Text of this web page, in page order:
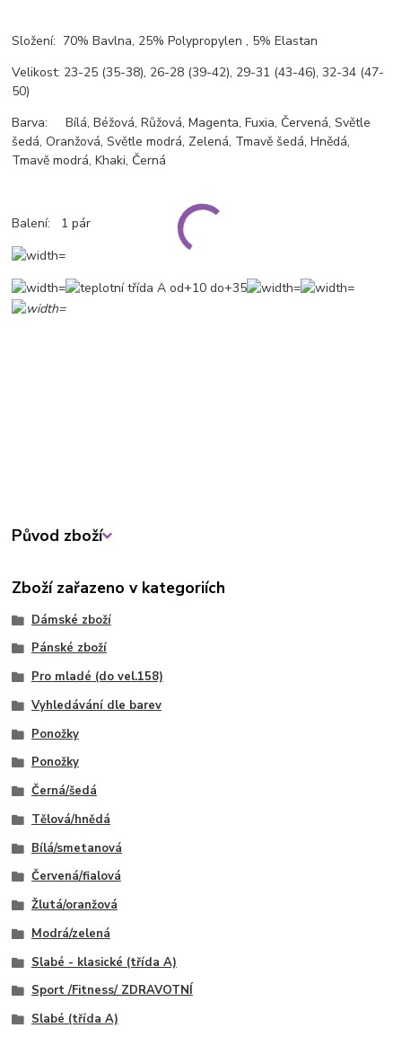
Složení: 70% Bavlna, 25% Polypropylen , 5% Elastan
Velikost: 23-25 (35-38), 26-28 (39-42), 29-31 (43-46), 32-34 (47-
50)
Barva: Bílá, Béžová, Růžová, Magenta, Fuxia, Červená, Světle
šedá, Oranžová, Světle modrá, Zelená, Tmavě šedá, Hnědá,
Tmavě modrá, Khaki, Černá
Balení: 1 pár
Původ zboží
Zboží zařazeno v kategoriích
Dámské zboží
Pánské zboží
Pro mladé (do vel.158)
Vyhledávání dle barev
Ponožky
Ponožky
Černá/šedá
Tělová/hnědá
Bílá/smetanová
Červená/fialová
Žlutá/oranžová
Modrá/zelená
Slabé - klasické (třída A)
Sport /Fitness/ ZDRAVOTNÍ
Slabé (třída A)